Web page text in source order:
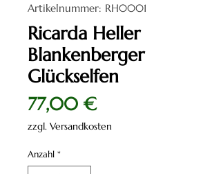
Artikelnummer: RH0001
Ricarda Heller
Blankenberger
Glückselfen
77,00 €Preis
zzgl. Versandkosten
Anzahl *